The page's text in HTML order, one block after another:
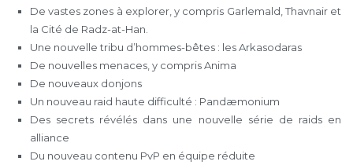
De vastes zones à explorer, y compris Garlemald, Thavnair et
la Cité de Radz-at-Han.
Une nouvelle tribu d’hommes-bêtes : les Arkasodaras
De nouvelles menaces, y compris Anima
De nouveaux donjons
Un nouveau raid haute difficulté : Pandæmonium
Des secrets révélés dans une nouvelle série de raids en
alliance
Du nouveau contenu PvP en équipe réduite